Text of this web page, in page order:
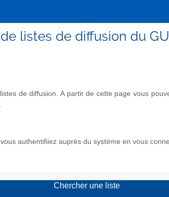
listes de diffusion du
de diffusion. A partir de cette page vous
authentifiiez auprès du système en vous
Chercher une liste